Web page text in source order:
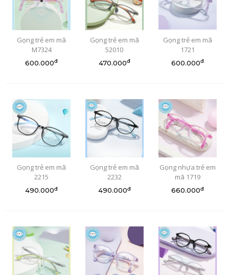
Gọng trẻ em mã
M7324
600.000đ
Gọng trẻ em mã
52010
470.000đ
Gọng trẻ em mã
1721
600.000đ
Gọng trẻ em mã
2215
490.000đ
Gọng trẻ em mã
2232
490.000đ
Gọng nhựa trẻ em
mã 1719
660.000đ